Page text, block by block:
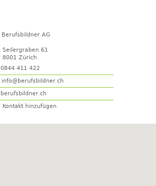
Berufsbildner AG
Seilergraben 61
8001 Zürich
0844 411 422
info@berufsbildner.ch
berufsbildner.ch
Kontakt hinzufügen